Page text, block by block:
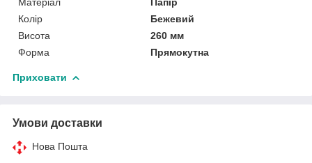
Колір
Бежевий
Висота
260 мм
Форма
Прямокутна
Приховати
Умови доставки
Нова Пошта